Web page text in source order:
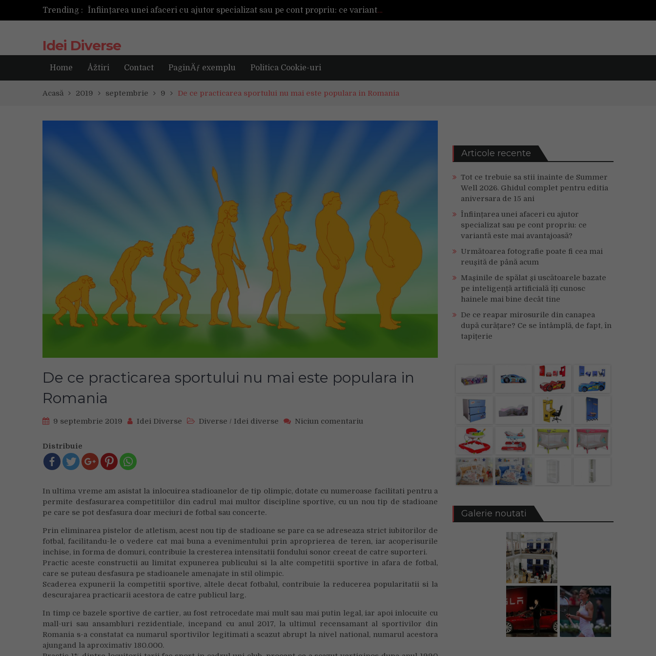
Trending :
Înființarea unei afaceri cu ajutor specializat sau pe cont propriu: ce variantă este mai avantajoasă?
Următoarea fotografie poate fi cea mai reușită de până acum
Tot ce trebuie sa stii inainte de Summer Well 2026. Ghidul complet pentru editia aniversara de 15 ani
Idei Diverse
Home Åžtiri Contact PaginÄƒ exemplu Politica Cookie-uri
Acasă 2019 septembrie 9 De ce practicarea sportului nu mai este populara in Romania
De ce practicarea sportului nu mai este populara in
Romania
9 septembrie 2019 Idei Diverse Diverse / Idei diverse Niciun comentariu
este
populara
Distribuie
In ultima vreme am asistat la inlocuirea stadioanelor de tip olimpic, dotate cu numeroase facilitati pentru a
permite desfasurarea competitiilor din cadrul mai multor discipline sportive, cu un nou tip de stadioane
pe care se pot desfasura doar meciuri de fotbal sau concerte.
Prin eliminarea pistelor de atletism, acest nou tip de stadioane se pare ca se adreseaza strict iubitorilor de
fotbal, facilitandu-le o vedere cat mai buna a evenimentului prin aproprierea de teren, iar acoperisurile
inchise, in forma de domuri, contribuie la cresterea intensitatii fondului sonor creeat de catre suporteri.
Practic aceste constructii au limitat expunerea publicului si la alte competitii sportive in afara de fotbal,
care se puteau desfasura pe stadioanele amenajate in stil olimpic.
Scaderea expunerii la competitii sportive, altele decat fotbalul, contribuie la reducerea popularitatii si la
descurajarea practicarii acestora de catre publicul larg.
In timp ce bazele sportive de cartier, au fost retrocedate mai mult sau mai putin legal, iar apoi inlocuite cu
mall-uri sau ansambluri rezidentiale, incepand cu anul 2017, la ultimul recensamant al sportivilor din
Romania s-a constatat ca numarul sportivilor legitimati a scazut abrupt la nivel national, numarul acestora
ajungand la aproximativ 180.000.
Articole recente
Tot ce trebuie sa stii inainte de Summer
Well 2026. Ghidul complet pentru editia
aniversara de 15 ani
Înființarea unei afaceri cu ajutor
specializat sau pe cont propriu: ce
variantă este mai avantajoasă?
Următoarea fotografie poate fi cea mai
reușită de până acum
Mașinile de spălat și uscătoarele bazate
pe inteligență artificială îți cunosc
hainele mai bine decât tine
De ce reapar mirosurile din canapea
după curățare? Ce se întâmplă, de fapt, în
tapițerie
Galerie noutati